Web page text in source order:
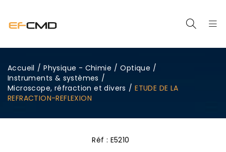
Accueil / Physique - Chimie / Optique /
Instruments & systèmes /
Microscope, réfraction et divers / ETUDE DE LA
REFRACTION-REFLEXION
Réf : E5210